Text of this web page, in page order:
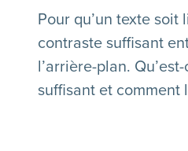
Pour qu’un texte soit
contraste suffisant
l’arrière-plan.
suffisant et comment